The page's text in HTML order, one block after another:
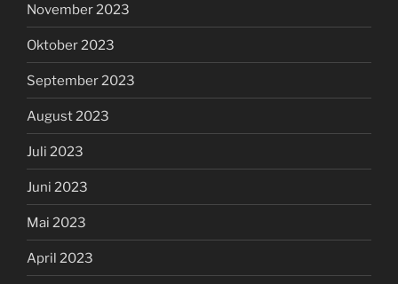
November 2023
Oktober 2023
September 2023
August 2023
Juli 2023
Juni 2023
Mai 2023
April 2023